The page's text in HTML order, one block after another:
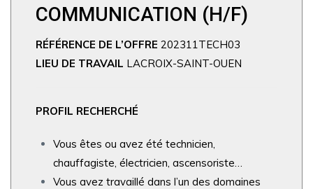
COMMUNICATION (H/F)
RÉFÉRENCE DE L’OFFRE 202311TECH03
LIEU DE TRAVAIL LACROIX-SAINT-OUEN
PROFIL RECHERCHÉ
Vous êtes ou avez été technicien,
chauffagiste, électricien, ascensoriste…
Vous avez travaillé dans l’un des domaines